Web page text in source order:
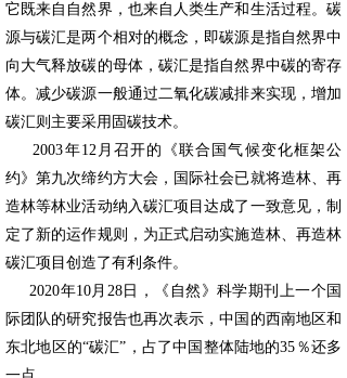
它既来自自然界，也来自人类生产和生活过程。碳
源与碳汇是两个相对的概念，即碳源是指自然界中
向大气释放碳的母体，碳汇是指自然界中碳的寄存
体。减少碳源一般通过二氧化碳减排来实现，增加
碳汇则主要采用固碳技术。
2003年12月召开的《联合国气候变化框架公
约》第九次缔约方大会，国际社会已就将造林、再
造林等林业活动纳入碳汇项目达成了一致意见，制
定了新的运作规则，为正式启动实施造林、再造林
碳汇项目创造了有利条件。
2020年10月28日，《自然》科学期刊上一个国
际团队的研究报告也再次表示，中国的西南地区和
东北地区的“碳汇”，占了中国整体陆地的35％还多